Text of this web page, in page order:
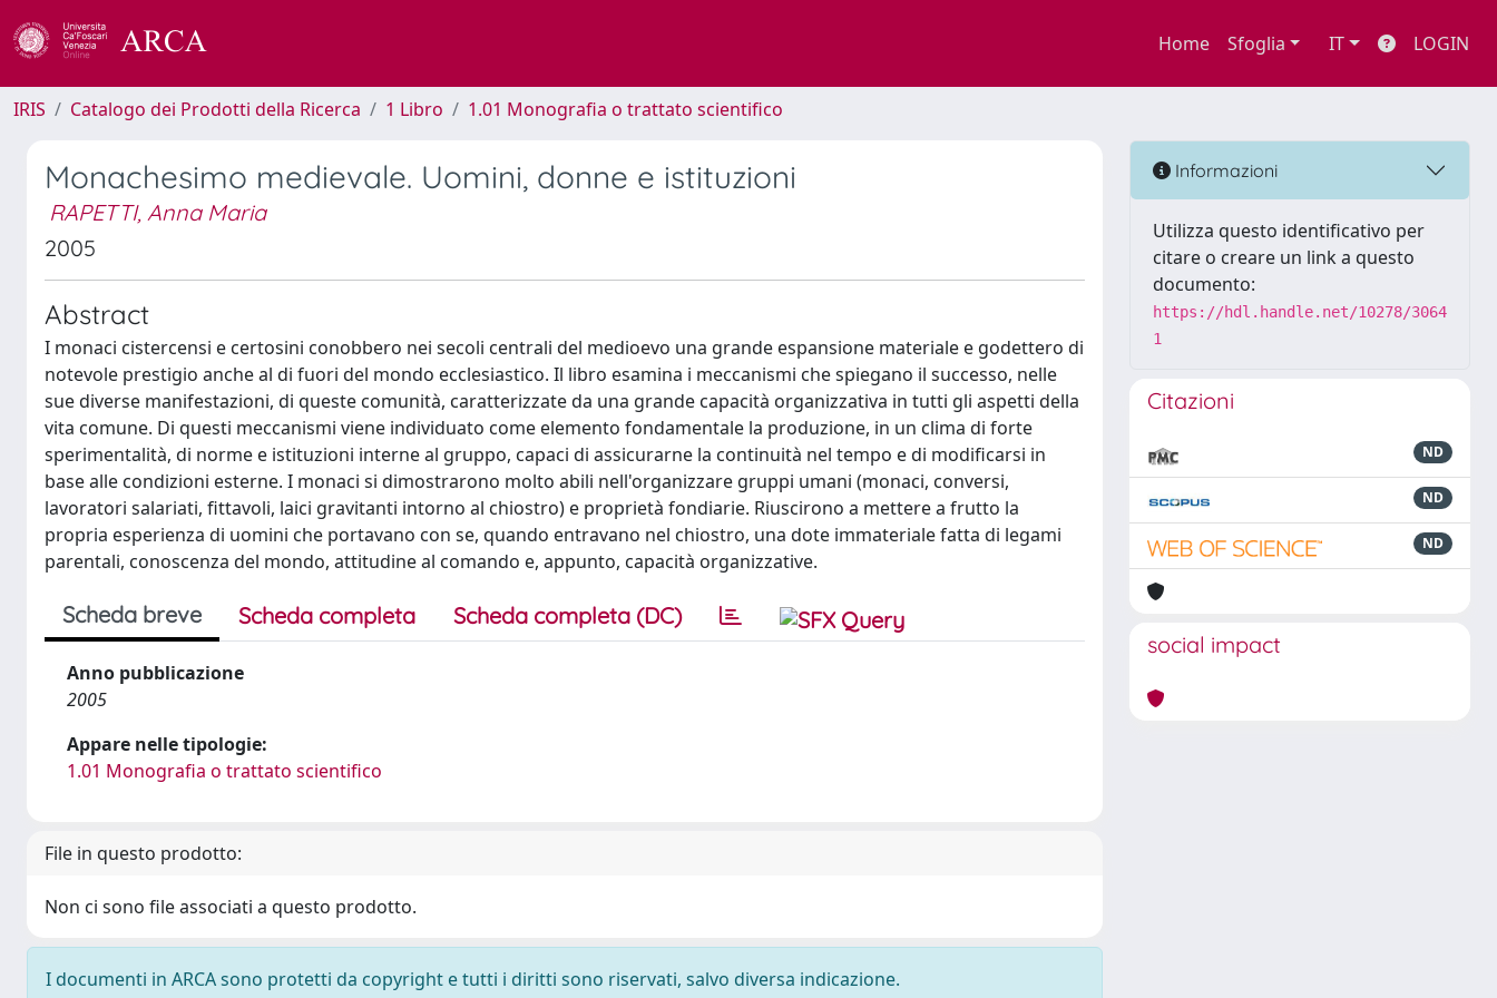
Home Sfoglia IT LOGIN
IRIS Catalogo dei Prodotti della Ricerca 1 Libro 1.01 Monografia o trattato scientifico
Monachesimo medievale. Uomini, donne e istituzioni
RAPETTI, Anna Maria
2005
Abstract
I monaci cistercensi e certosini conobbero nei secoli centrali del medioevo una grande espansione materiale e godettero di
notevole prestigio anche al di fuori del mondo ecclesiastico. Il libro esamina i meccanismi che spiegano il successo, nelle
sue diverse manifestazioni, di queste comunità, caratterizzate da una grande capacità organizzativa in tutti gli aspetti della
vita comune. Di questi meccanismi viene individuato come elemento fondamentale la produzione, in un clima di forte
sperimentalità, di norme e istituzioni interne al gruppo, capaci di assicurarne la continuità nel tempo e di modificarsi in
base alle condizioni esterne. I monaci si dimostrarono molto abili nell'organizzare gruppi umani (monaci, conversi,
lavoratori salariati, fittavoli, laici gravitanti intorno al chiostro) e proprietà fondiarie. Riuscirono a mettere a frutto la
propria esperienza di uomini che portavano con se, quando entravano nel chiostro, una dote immateriale fatta di legami
parentali, conoscenza del mondo, attitudine al comando e, appunto, capacità organizzative.
Scheda breve Scheda completa Scheda completa (DC)
Anno pubblicazione
2005
Appare nelle tipologie:
1.01 Monografia o trattato scientifico
File in questo prodotto:
Non ci sono file associati a questo prodotto.
I documenti in ARCA sono protetti da copyright e tutti i diritti sono riservati, salvo diversa indicazione.
Informazioni
Utilizza questo identificativo per
citare o creare un link a questo
documento:
https://hdl.handle.net/10278/3064
1
Citazioni
ND
ND
ND
social impact